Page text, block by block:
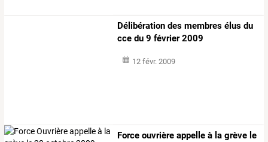
Délibération des membres élus du
cce du 9 février 2009
12 févr. 2009
Force ouvrière appelle à la grève le